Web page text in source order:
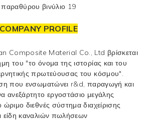
COMPANY PROFILE
Composite Material Co., Ltd βρίσκεται
του "το όνομα της ιστορίας και του
πρωτεύουσας του κόσμου".
που ενσωματώνει r&d, παραγωγή και
ανεξάρτητο εργοστάσιο μεγάλης
ώριμο διεθνές σύστημα διαχείρισης
είδη καναλιών πωλήσεων